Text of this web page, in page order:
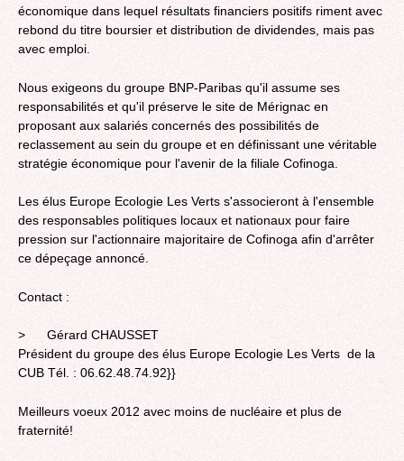
économique dans lequel résultats financiers positifs riment avec
rebond du titre boursier et distribution de dividendes, mais pas
avec emploi.
Nous exigeons du groupe BNP-Paribas qu'il assume ses
responsabilités et qu'il préserve le site de Mérignac en
proposant aux salariés concernés des possibilités de
reclassement au sein du groupe et en définissant une véritable
stratégie économique pour l'avenir de la filiale Cofinoga.
Les élus Europe Ecologie Les Verts s'associeront à l'ensemble
des responsables politiques locaux et nationaux pour faire
pression sur l'actionnaire majoritaire de Cofinoga afin d'arrêter
ce dépeçage annoncé.
Contact :
> Gérard CHAUSSET
Président du groupe des élus Europe Ecologie Les Verts de la
CUB Tél. : 06.62.48.74.92}}
Meilleurs voeux 2012 avec moins de nucléaire et plus de
fraternité!